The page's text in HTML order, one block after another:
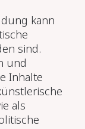
kann
sind.
und
Inhalte
als